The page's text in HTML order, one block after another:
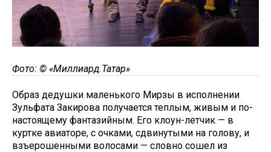
Фото: © «Миллиард.Татар»
Образ дедушки маленького Мирзы в исполнении
Зульфата Закирова получается теплым, живым и по-
настоящему фантазийным. Его клоун-летчик — в
куртке авиаторе, с очками, сдвинутыми на голову, и
взъерошенными волосами — словно сошел из